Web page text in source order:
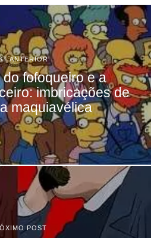
ANTERIOR
fofoqueiro e a
imbricações de
maquiavélica
POST